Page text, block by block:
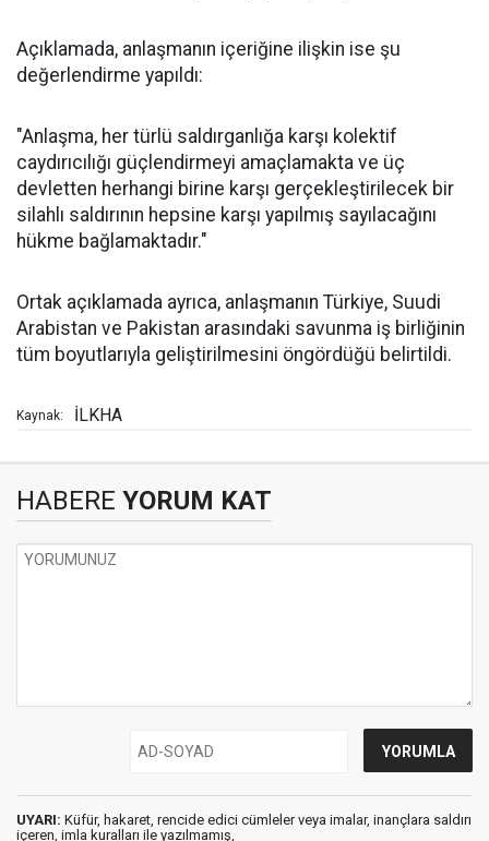
Açıklamada, anlaşmanın içeriğine ilişkin ise şu
değerlendirme yapıldı:
"Anlaşma, her türlü saldırganlığa karşı kolektif
caydırıcılığı güçlendirmeyi amaçlamakta ve üç
devletten herhangi birine karşı gerçekleştirilecek bir
silahlı saldırının hepsine karşı yapılmış sayılacağını
hükme bağlamaktadır."
Ortak açıklamada ayrıca, anlaşmanın Türkiye, Suudi
Arabistan ve Pakistan arasındaki savunma iş birliğinin
tüm boyutlarıyla geliştirilmesini öngördüğü belirtildi.
Kaynak: İLKHA
HABERE YORUM KAT
UYARI: Küfür, hakaret, rencide edici cümleler veya imalar, inançlara saldırı
içeren, imla kuralları ile yazılmamış,